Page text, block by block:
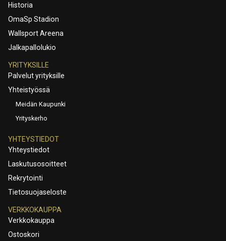
Historia
OmaSp Stadion
Wallsport Areena
Jalkapallolukio
YRITYKSILLE
Palvelut yrityksille
Yhteistyössä
Meidän Kaupunki
Yrityskerho
YHTEYSTIEDOT
Yhteystiedot
Laskutusosoitteet
Rekrytointi
Tietosuojaseloste
VERKKOKAUPPA
Verkkokauppa
Ostoskori